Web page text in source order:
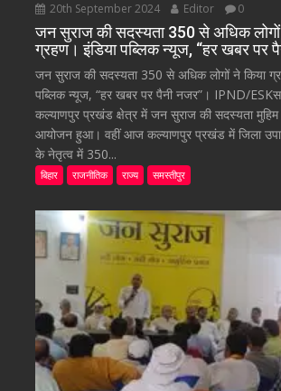
20th September 2024 Editor 0
जन सुराज की सदस्यता 350 से अधिक लोगों
ग्रहण। इंडिया पब्लिक न्यूज, “हर खबर पर
जन सुराज की सदस्यता 350 से अधिक लोगों ने किया
पब्लिक न्यूज, “हर खबर पर पैनी नजर”। IPND/
कल्याणपुर प्रखंड क्षेत्र में जन सुराज की सदस्यता
आयोजन हुआ। वहीं आज कल्याणपुर प्रखंड में जिला
के नेतृत्व में 350...
बिहार राजनीतिक राज्य समस्तीपुर